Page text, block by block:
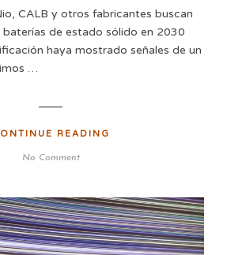
CALB y otros fabricantes buscan
baterías de estado sólido en 2030
haya mostrado señales de un
…
READING
No Comment